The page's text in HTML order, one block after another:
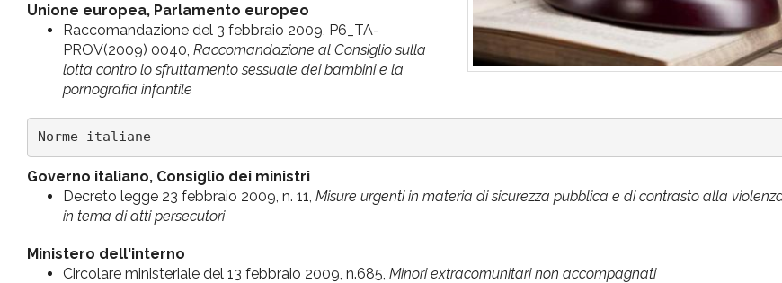
Unione europea, Parlamento europeo
Raccomandazione del 3 febbraio 2009, P6_TA-
PROV(2009) 0040, Raccomandazione al Consiglio sulla
lotta contro lo sfruttamento sessuale dei bambini e la
pornografia infantile
Norme italiane
Governo italiano, Consiglio dei ministri
Decreto legge 23 febbraio 2009, n. 11, Misure urgenti in materia di sicurezza pubblica e di contrasto alla
in tema di atti persecutori
Ministero dell'interno
Circolare ministeriale del 13 febbraio 2009, n.685, Minori extracomunitari non accompagnati